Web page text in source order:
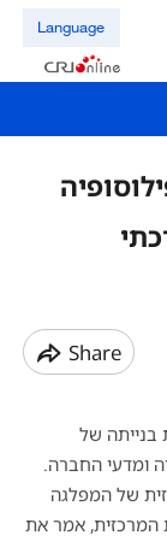
Language
Share
בנייתה של
ומדעי החברה.
של המפלגה
המרכזית, אמר את